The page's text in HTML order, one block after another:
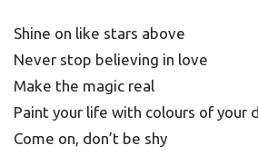
Shine on like stars above
Never stop believing in love
Make the magic real
Paint your life with colours of your
Come on, don’t be shy